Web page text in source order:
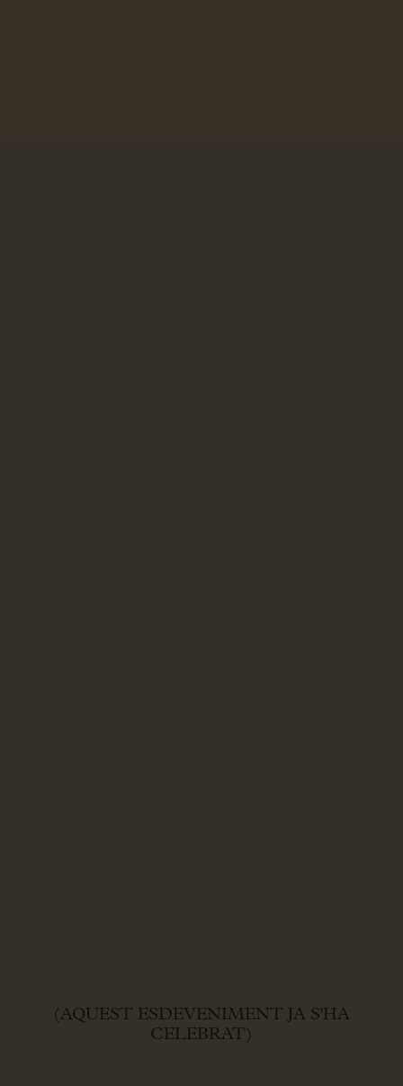
(AQUEST ESDEVENIMENT JA S'HA
CELEBRAT)